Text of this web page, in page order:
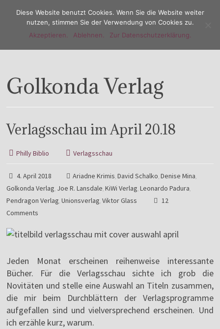
Menu
Golkonda Verlag
Verlagsschau im April 20.18
Philly Biblio Verlagsschau
4. April 2018 Ariadne Krimis,David Schalko,Denise Mina,
Golkonda Verlag, Joe R. Lansdale,KiWi Verlag,Leonardo Padura,
Pendragon Verlag,Unionsverlag,Viktor Glass
12
Comments
Jeden Monat erscheinen reihenweise interessante
Bücher. Für die Verlagsschau sichte ich grob die
Novitäten und stelle eine Auswahl an Titeln zusammen,
die mir beim Durchblättern der Verlagsprogramme
aufgefallen sind und vielversprechend erscheinen. Und
ich erzähle kurz, warum.
Diese Website benutzt Cookies. Wenn Sie die Website weiter
nutzen, stimmen Sie der Verwendung von Cookies zu.
Akzeptieren.
Ablehnen. Zur Datenschutzerklärung.